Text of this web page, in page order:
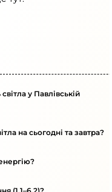
у Павлівській
на сьогодні та завтра?